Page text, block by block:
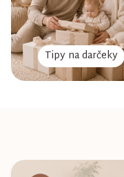
Tipy na darčeky